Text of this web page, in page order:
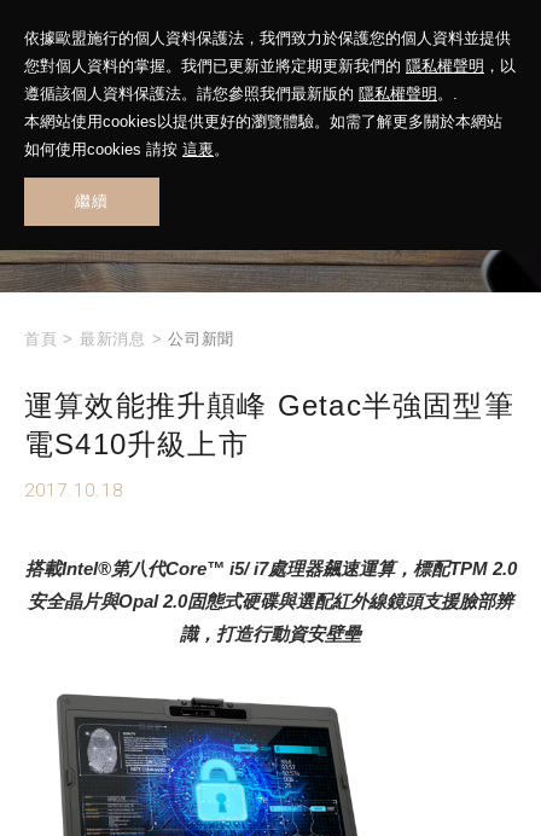
依據歐盟施行的個人資料保護法，我們致力於保護您的個人資料並提供
您對個人資料的掌握。我們已更新並將定期更新我們的 隱私權聲明 ，以
遵循該個人資料保護法。請您參照我們最新版的 隱私權聲明 。.
本網站使用cookies以提供更好的瀏覽體驗。如需了解更多關於本網站
如何使用cookies 請按 這裏。
繼續
WHAT'S NEW
首頁 > 最新消息 > 公司新聞
運算效能推升顛峰 Getac半強固型筆
電S410升級上市
2017.10.18
搭載Intel®第八代Core™ i5/ i7處理器飆速運算，標配TPM 2.0
安全晶片與Opal 2.0固態式硬碟與選配紅外線鏡頭支援臉部辨
識，打造行動資安壁壘